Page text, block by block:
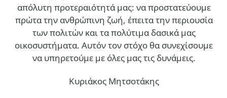
απόλυτη προτεραιότητά μας: να προστατεύουμε
πρώτα την ανθρώπινη ζωή, έπειτα την περιουσία
των πολιτών και τα πολύτιμα δασικά μας
οικοσυστήματα. Αυτόν τον στόχο θα συνεχίσουμε
να υπηρετούμε με όλες μας τις δυνάμεις.
Κυριάκος Μητσοτάκης